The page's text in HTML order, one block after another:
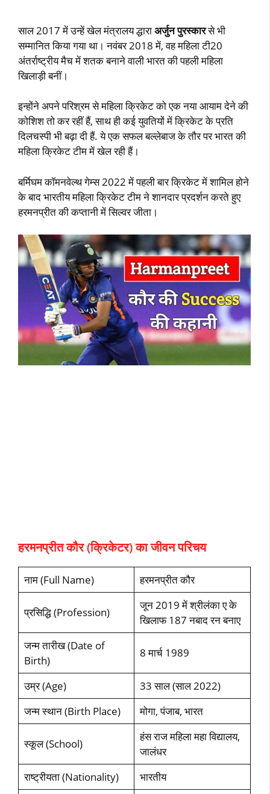
साल 2017 में उन्‍हें खेल मंत्रालय द्धाराअर्जुन पुरस्‍कारसे भी
सम्‍मानित किया गया था। नवंबर 2018 में, वह महिला टी20
अंतर्राष्‍ट्रीय मैच में शतक बनाने वाली भारत की पहली महिला
खिलाड़ी बनीं।
इन्‍होंने अपने परिश्रम से महिला क्रिकेट को एक नया आयाम देने की
कोशिश तो कर रहीं हैं, साथ ही कई युवतियों में क्रिकेट के प्रति
दिलचस्‍पी भी बढ़ा दी हैं. ये एक सफल बल्‍लेबाज के तौर पर भारत की
महिला क्रिकेट टीम में खेल रही हैं।
बर्मिघम कॉमनवेल्‍थ गेम्‍स 2022 में पहली बार क्रिकेट में शामिल होने
के बाद भारतीय महिला क्रिकेट टीम ने शानदार प्रदर्शन करते हुए
हरमनप्रीत की कप्‍तानी में सिल्‍वर जीता।
हरमनप्रीत कौर (क्रिकेटर) का जीवन परिचय
नाम (Full Name) हरमनप्रीत कौर
प्रसिद्धि (Profession)
जून 2019 में श्रीलंका ए के
खिलाफ 187 नबाद रन बनाए
जन्‍म तारीख (Date of
Birth)
8 मार्च 1989
उम्र (Age)
33 साल (साल 2022)
जन्‍म स्‍थान (Birth Place)
मोगा, पंजाब, भारत
स्‍कूल (School)
हंस राज महिला महा विद्यालय,
जालंधर
राष्‍ट्रीयता (Nationality)
भारतीय